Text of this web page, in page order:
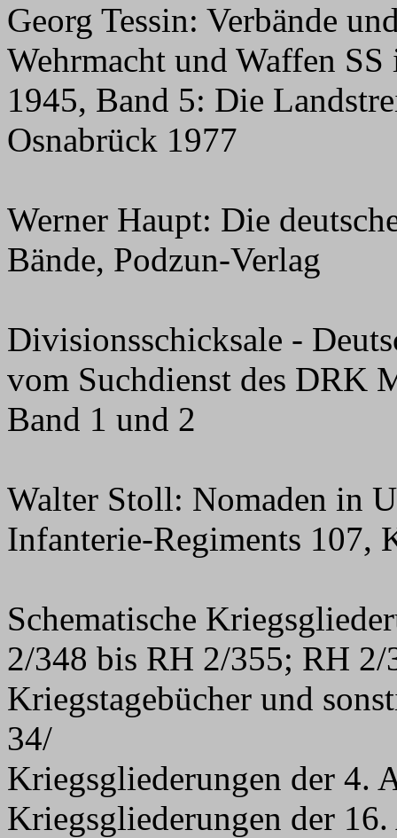
Georg Tessin: Verbände
Wehrmacht und Waffen
1945, Band 5: Die
Osnabrück 1977
Werner Haupt: Die
Bände, Podzun-Verlag
Divisionsschicksale -
vom Suchdienst des DRK
Band 1 und 2
Walter Stoll: Nomaden in
Infanterie-Regiments 107,
Schematische
2/348 bis RH 2/355; RH
Kriegstagebücher und
34/
Kriegsgliederungen der 4.
Kriegsgliederungen der